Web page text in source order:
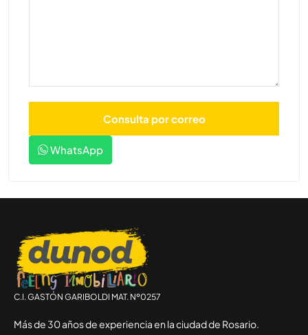
WhatsApp
C.I. GASTÓN GARIBOLDI MAT. Nº0257
Más de 30 años de experiencia en la ciudad de Rosario.